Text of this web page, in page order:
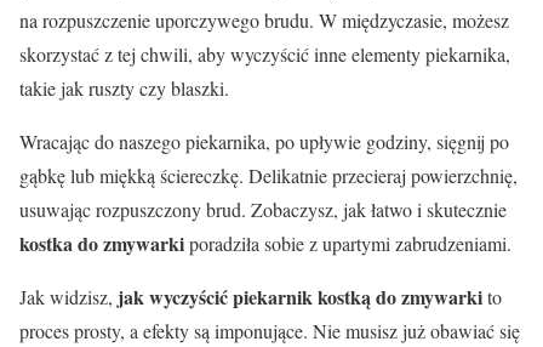
na rozpuszczenie uporczywego brudu. W międzyczasie, możesz
skorzystać z tej chwili, aby wyczyścić inne elementy piekarnika,
takie jak ruszty czy blaszki.
Wracając do naszego piekarnika, po upływie godziny, sięgnij po
gąbkę lub miękką ściereczkę. Delikatnie przecieraj powierzchnię,
usuwając rozpuszczony brud. Zobaczysz, jak łatwo i skutecznie
kostka do zmywarkiporadziła sobie z upartymi zabrudzeniami.
Jak widzisz, jak wyczyścić piekarnik kostką do zmywarkito
proces prosty, a efekty są imponujące. Nie musisz już obawiać się